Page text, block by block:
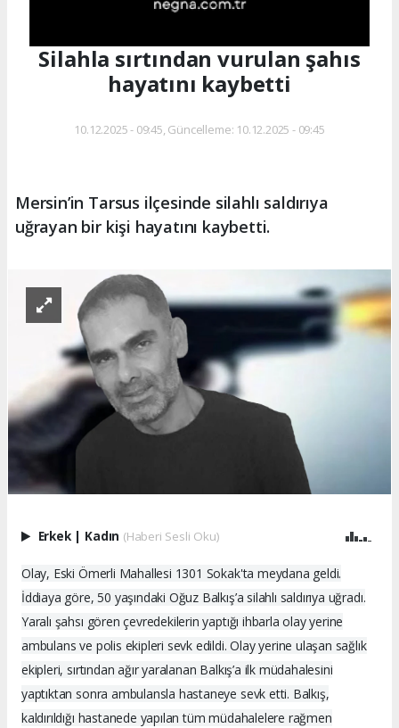
Silahla sırtından vurulan şahıs
hayatını kaybetti
10.12.2025 - 09:45, Güncelleme: 10.12.2025 - 09:45
Mersin’in Tarsus ilçesinde silahlı saldırıya
uğrayan bir kişi hayatını kaybetti.
Erkek Kadın (Haberi Sesli Oku)
Olay, Eski Ömerli Mahallesi 1301 Sokak'ta meydana geldi.
İddiaya göre, 50 yaşındaki Oğuz Balkış’a silahlı saldırıya uğradı.
Yaralı şahsı gören çevredekilerin yaptığı ihbarla olay yerine
ambulans ve polis ekipleri sevk edildi. Olay yerine ulaşan sağlık
ekipleri, sırtından ağır yaralanan Balkış’a ilk müdahalesini
yaptıktan sonra ambulansla hastaneye sevk etti. Balkış,
kaldırıldığı hastanede yapılan tüm müdahalelere rağmen